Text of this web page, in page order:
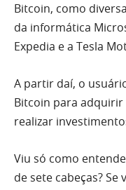
Bitcoin, como
da informática
Expedia e a Tesla
A partir daí, o
Bitcoin para
realizar
Viu só como
de sete cabeças?